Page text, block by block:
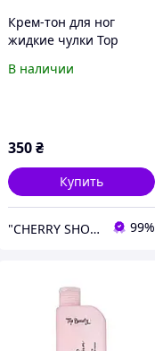
Крем-тон для ног
жидкие чулки Top
Liquid Stockings 200 мл
В наличии
350₴
Купить
"CHERRY SHOP" Косметика, женская одежда и аксессуары 99%